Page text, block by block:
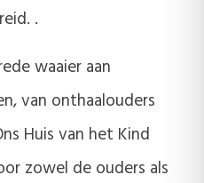
.
waaier aan
van onthaalouders
Huis van het Kind
zowel de ouders als